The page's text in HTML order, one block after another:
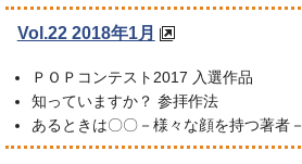
Vol.22 2018年1月
ＰＯＰコンテスト2017 入選作品
知っていますか？ 参拝作法
あるときは〇〇－様々な顔を持つ著者－